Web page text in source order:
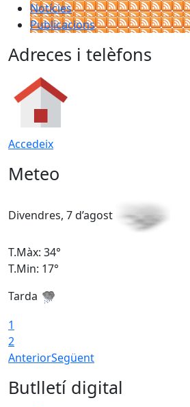
Notícies
Publicacions
Adreces i telèfons
Accedeix
Meteo
Divendres, 7 d’agost
T.Màx: 34°
T.Min: 17°
Tarda
1
2
AnteriorSegüent
Butlletí digital